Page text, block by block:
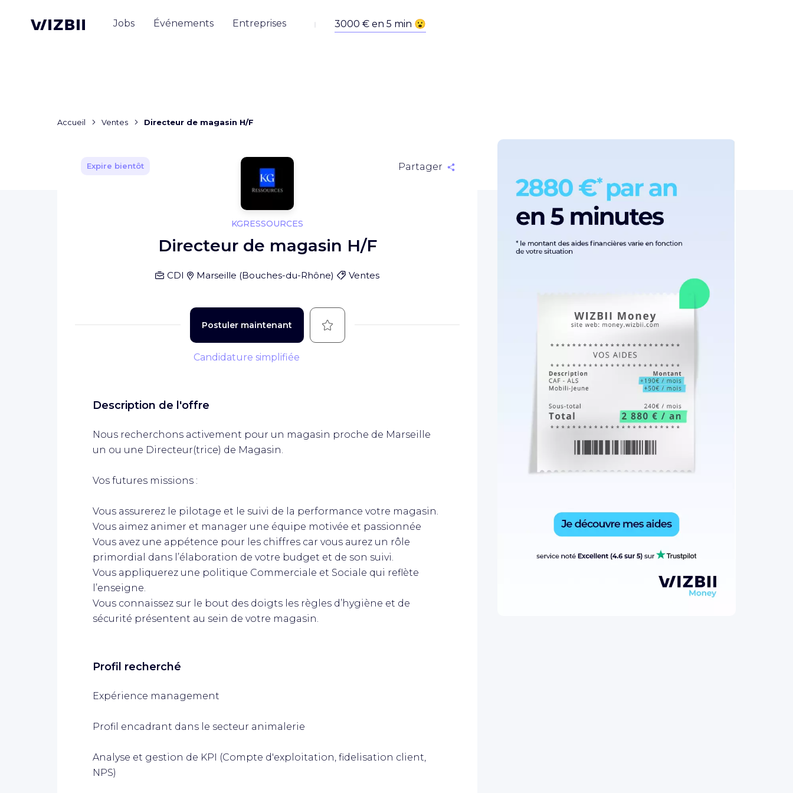
Jobs Événements Entreprises
Accueil Ventes Directeur de magasin H/F
Expire bientôt Partager
KGRESSOURCES
Directeur de magasin H/F
CDI Marseille (Bouches-du-Rhône) Ventes
Postuler maintenant
Candidature simplifiée
Sauvegarder
Description de l'offre
Nous recherchons activement pour un magasin proche de Marseille
un ou une Directeur(trice) de Magasin.
Vos futures missions :
Vous assurerez le pilotage et le suivi de la performance votre magasin.
Vous aimez animer et manager une équipe motivée et passionnée
Vous avez une appétence pour les chiffres car vous aurez un rôle
primordial dans l’élaboration de votre budget et de son suivi.
Vous appliquerez une politique Commerciale et Sociale qui reflète
l’enseigne.
Vous connaissez sur le bout des doigts les règles d’hygiène et de
sécurité présentent au sein de votre magasin.
Profil recherché
Expérience management
Profil encadrant dans le secteur animalerie
Analyse et gestion de KPI (Compte d'exploitation, fidelisation client,
NPS)